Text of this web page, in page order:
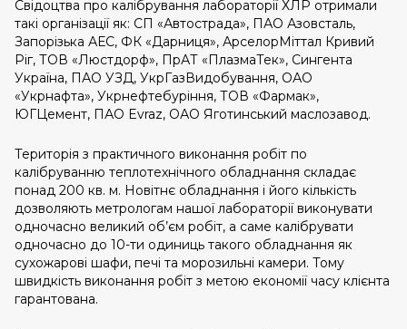
Свідоцтва про калібрування лабораторії ХЛР отримали
такі організації як: СП «Автострада», ПАО Азовсталь,
Запорізька АЕС, ФК «Дарниця», АрселорМіттал Кривий
Ріг, ТОВ «Люстдорф», ПрАТ «ПлазмаТек», Сингента
Україна, ПАО УЗД, УкрГазВидобування, ОАО
«Укрнафта», Укрнефтебуріння, ТОВ «Фармак»,
ЮГЦемент, ПАО Evraz, ОАО Яготинський маслозавод.
Територія з практичного виконання робіт по
калібруванню теплотехнічного обладнання складає
понад 200 кв. м. Новітнє обладнання і його кількість
дозволяють метрологам нашої лабораторії виконувати
одночасно великий об’єм робіт, а саме калібрувати
одночасно до 10-ти одиниць такого обладнання як
сухожарові шафи, печі та морозильні камери. Тому
швидкість виконання робіт з метою економії часу клієнта
гарантована.